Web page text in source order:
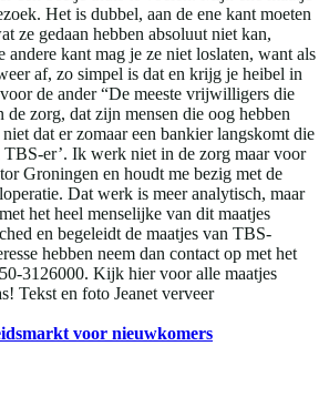
Het is dubbel, aan de ene kant moeten
ze gedaan hebben absoluut niet kan,
andere kant mag je ze niet loslaten, want als
af, zo simpel is dat en krijg je heibel in
de ander “De meeste vrijwilligers die
zorg, dat zijn mensen die oog hebben
dat er zomaar een bankier langskomt die
TBS-er’. Ik werk niet in de zorg maar voor
Groningen en houdt me bezig met de
Dat werk is meer analytisch, maar
het heel menselijke van dit maatjes
en begeleidt de maatjes van TBS-
hebben neem dan contact op met het
3126000. Kijk hier voor alle maatjes
Tekst en foto Jeanet verveer
voor nieuwkomers